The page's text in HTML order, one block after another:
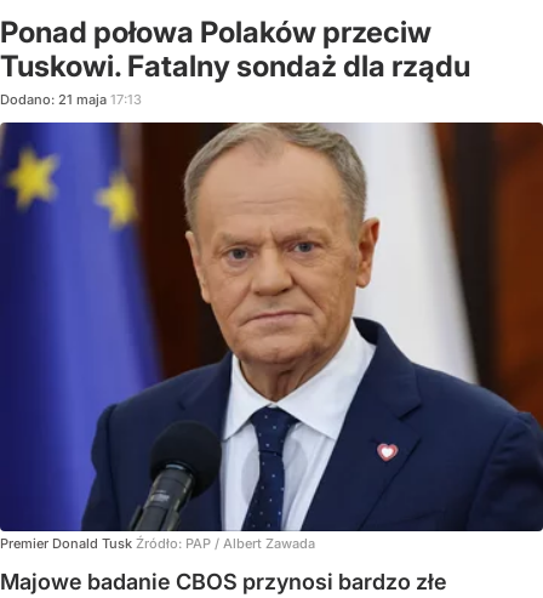
Ponad połowa Polaków przeciw
Tuskowi. Fatalny sondaż dla rządu
Dodano: 21 maja 17:13
Premier Donald Tusk Źródło: PAP / Albert Zawada
Majowe badanie CBOS przynosi bardzo złe